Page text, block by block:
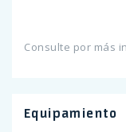
Consulte por más
Equipamiento